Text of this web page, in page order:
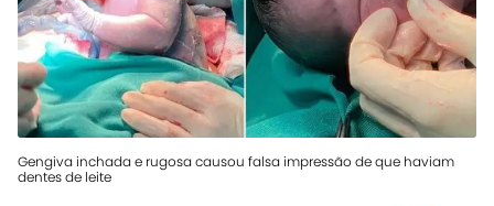
Gengiva inchada e rugosa causou falsa impressão de que haviam
dentes de leite